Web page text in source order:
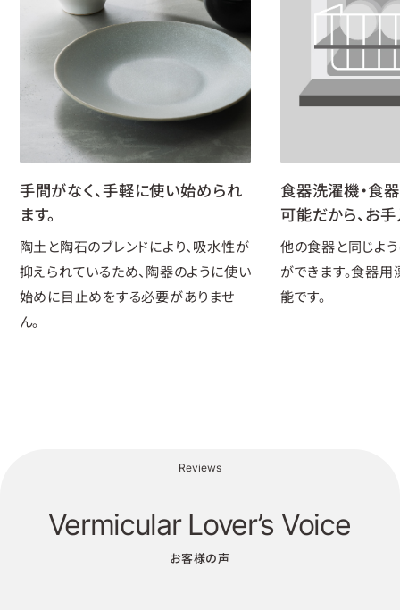
手間がなく、手軽に使い始められ
ます。
陶土と陶石のブレンドにより、吸水性が
抑えられているため、陶器のように使い
始めに目止めをする必要がありませ
ん。
食器洗濯機・食
可能だから、お
他の食器と同じよ
ができます。食器
能です。
Reviews
Vermicular Lover’s Voice
お客様の声